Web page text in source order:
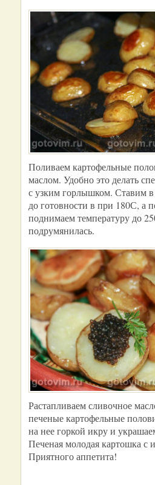
Поливаем картофельные
маслом. Удобно это делать
с узким горлышком. Ставим в
до готовности в при 180С, а
поднимаем температуру до
подрумянилась.
Растапливаем сливочное
печеные картофельные
на нее горкой икру и
Печеная молодая картошка с
Приятного аппетита!